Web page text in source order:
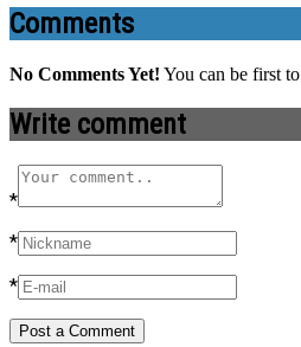
Comments
No Comments Yet! You can be first to
Write comment
*
*
*